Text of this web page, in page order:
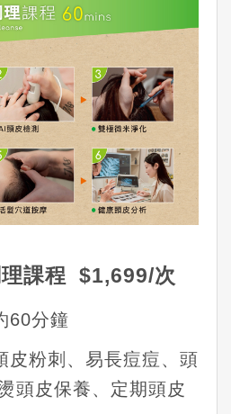
課程 $1,699/次
60分鐘
皮粉刺、易長痘痘、 頭
頭皮保養、定期頭皮